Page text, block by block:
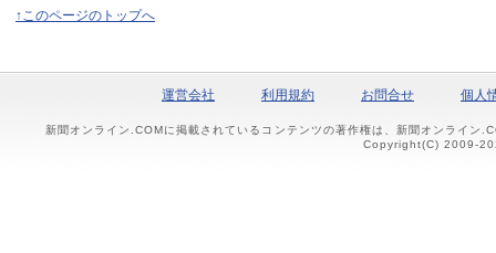
↑このページのトップへ
運営会社 利用規約 お問合せ 個人
新聞オンライン.COMに掲載されているコンテンツの著作権は、新聞オンライン
Copyright(C) 2009-